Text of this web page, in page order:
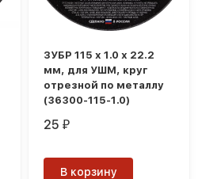
ЗУБР 115 x 1.0 х 22.2
мм, для УШМ, круг
отрезной по металлу
(36300-115-1.0)
25₽
В корзину